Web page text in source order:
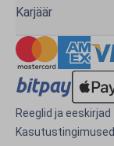
Karjäär
Reeglid ja eeskirjad
Kasutustingimused